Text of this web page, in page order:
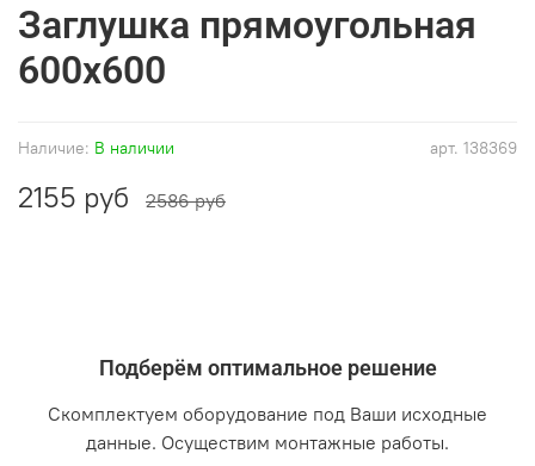
арт. 138369
Наличие: В наличии
Заглушка прямоугольная
600x600
2155 руб 2586 руб
Подберём оптимальное решение
Скомплектуем оборудование под Ваши исходные
данные. Осуществим монтажные работы.